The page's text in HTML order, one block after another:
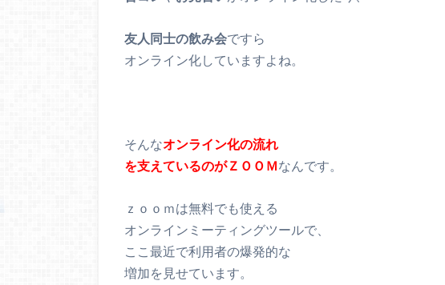
友人同士の飲み会ですら
オンライン化していますよね。
そんなオンライン化の流れ
を支えているのがＺＯＯＭなんです。
ｚｏｏｍは無料でも使える
オンラインミーティングツールで、
ここ最近で利用者の爆発的な
増加を見せています。